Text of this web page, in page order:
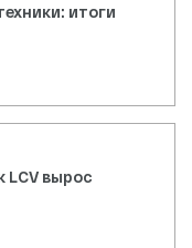
итоги
LCV вырос